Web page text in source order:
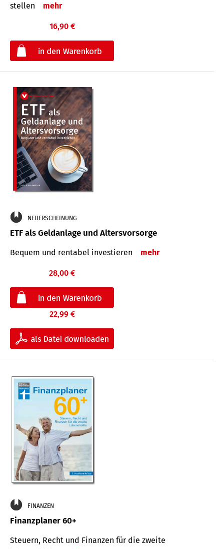
stellen
mehr
16,90 €
NEUERSCHEINUNG
ETF als Geldanlage und Altersvorsorge
Bequem und rentabel investieren mehr
28,00 €
22,99 €
FINANZEN
Finanzplaner 60+
Steuern, Recht und Finanzen für die zweite